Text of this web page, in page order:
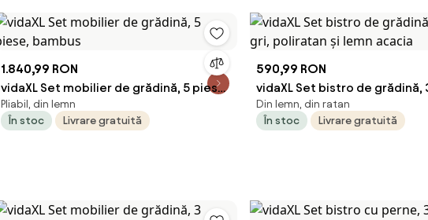
1.840,99 RON
vidaXL Set mobilier de grădină, 5 piese,
bambus
Pliabil, din lemn
În stoc
Livrare gratuită
590,99 RON
vidaXL Set bistro de grădină,
gri, poliratan și lemn acacia
Din lemn, din ratan
În stoc
Livrare gratuită